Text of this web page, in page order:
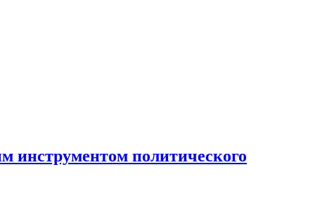
инструментом политического